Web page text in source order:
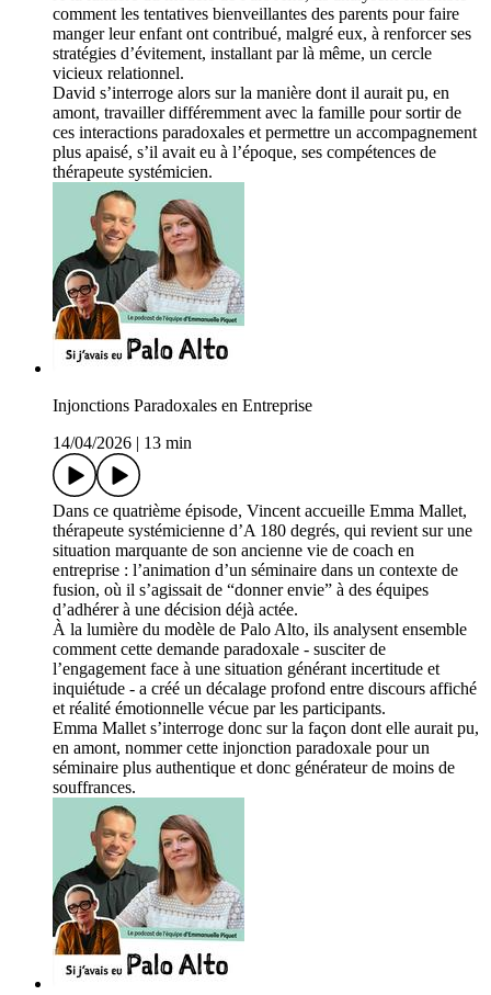
comment les tentatives bienveillantes des parents pour faire
manger leur enfant ont contribué, malgré eux, à renforcer ses
stratégies d’évitement, installant par là même, un cercle
vicieux relationnel.
David s’interroge alors sur la manière dont il aurait pu, en
amont, travailler différemment avec la famille pour sortir de
ces interactions paradoxales et permettre un accompagnement
plus apaisé, s’il avait eu à l’époque, ses compétences de
thérapeute systémicien.
Injonctions Paradoxales en Entreprise
14/04/2026
13 min
Dans ce quatrième épisode, Vincent accueille Emma Mallet,
thérapeute systémicienne d’A 180 degrés, qui revient sur une
situation marquante de son ancienne vie de coach en
entreprise : l’animation d’un séminaire dans un contexte de
fusion, où il s’agissait de “donner envie” à des équipes
d’adhérer à une décision déjà actée.
À la lumière du modèle de Palo Alto, ils analysent ensemble
comment cette demande paradoxale - susciter de
l’engagement face à une situation générant incertitude et
inquiétude - a créé un décalage profond entre discours affiché
et réalité émotionnelle vécue par les participants.
Emma Mallet s’interroge donc sur la façon dont elle aurait pu,
en amont, nommer cette injonction paradoxale pour un
séminaire plus authentique et donc générateur de moins de
souffrances.